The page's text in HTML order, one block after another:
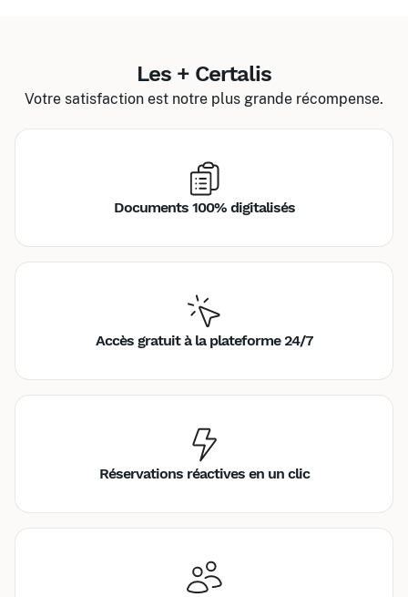
Les + Certalis
Votre satisfaction est notre plus grande récompense.
Documents 100% digitalisés
Accès gratuit à la plateforme 24/7
Réservations réactives en un clic